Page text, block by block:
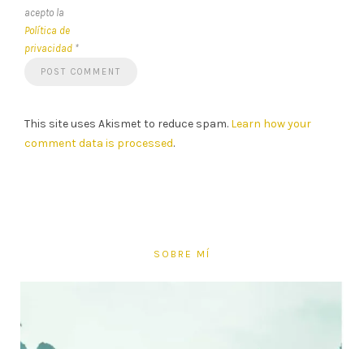
acepto la
Política de
privacidad *
This site uses Akismet to reduce spam. Learn how your
comment data is processed.
SOBRE MÍ